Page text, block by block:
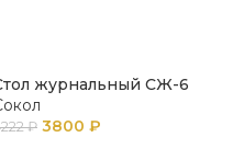
журнальный СЖ-6
₽ 3800 ₽